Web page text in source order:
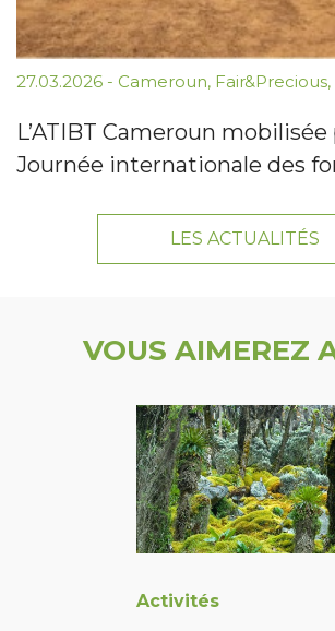
27.03.2026 - Cameroun, Fair&Precious,
L’ATIBT Cameroun mobilisée
Journée internationale des
LES ACTUALITÉS
VOUS AIMEREZ
Activités